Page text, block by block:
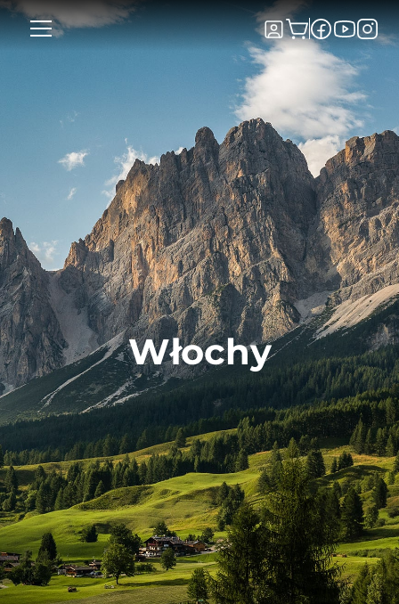
Włochy